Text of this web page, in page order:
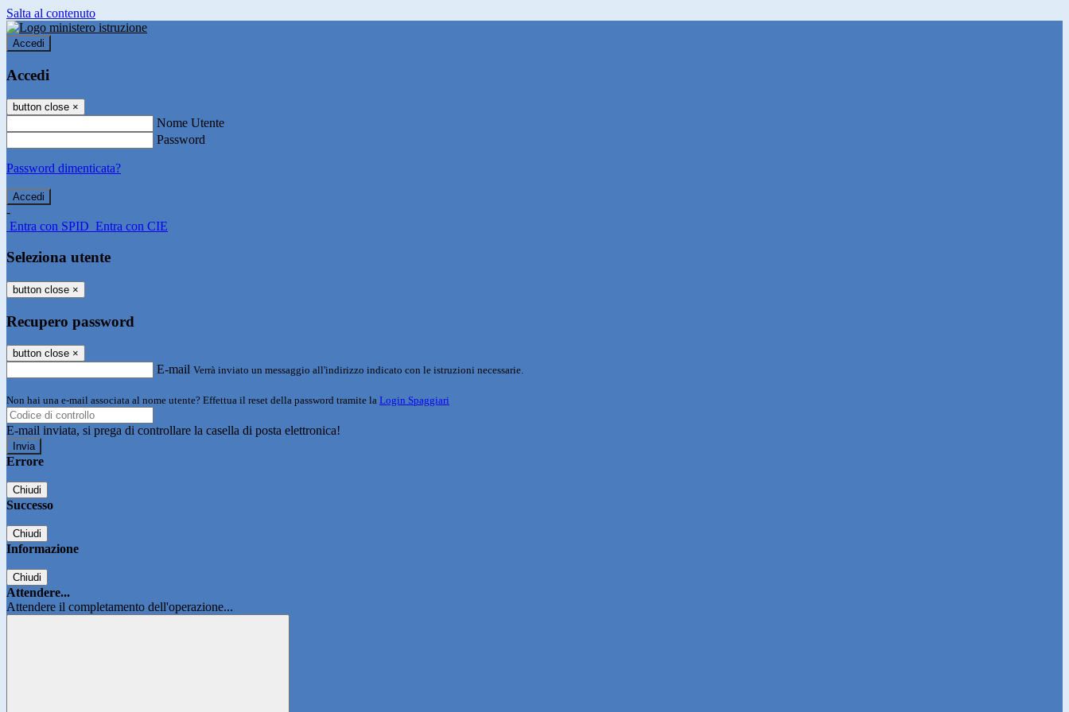
Salta al contenuto
Accedi
Accedi
button close ×
Nome Utente
Password
Password dimenticata?
-
Entra con SPID Entra con CIE
Seleziona utente
button close ×
Recupero password
button close ×
E-mail Verrà inviato un messaggio all'indirizzo indicato con le istruzioni necessarie.
Non hai una e-mail associata al nome utente? Effettua il reset della password tramite la Login Spaggiari
E-mail inviata, si prega di controllare la casella di posta elettronica!
Errore
Chiudi
Successo
Chiudi
Informazione
Chiudi
Attendere...
Attendere il completamento dell'operazione...